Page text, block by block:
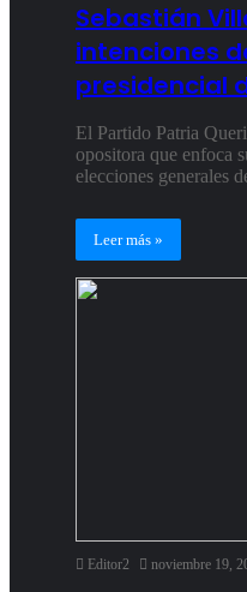
Sebastián
intenciones
presidencial
El Partido Patria
opositora que enfoca
elecciones generales
Leer más »
Editor2 noviembre 19,